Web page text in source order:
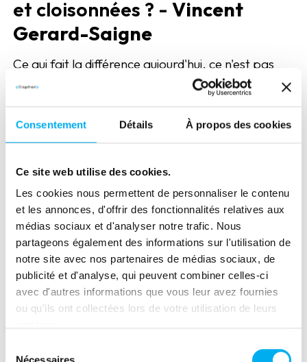
Consentement Détails À propos des cookies
Ce site web utilise des cookies.
Les cookies nous permettent de personnaliser le contenu
et les annonces, d'offrir des fonctionnalités relatives aux
médias sociaux et d'analyser notre trafic. Nous
partageons également des informations sur l'utilisation de
notre site avec nos partenaires de médias sociaux, de
publicité et d'analyse, qui peuvent combiner celles-ci
avec d'autres informations que vous leur avez fournies
ou qu'ils ont collectées lors de votre utilisation de leurs
Nécessaires
et cloisonnées ? - Vincent
Gerard-Saigne
Ce qui fait la différence aujourd'hui, ce n'est pas
seulement la qualité de l'information disponible,
mais la capacité à l'intégrer dans les décisions
opérationnelles du quotidien.
Sur le terrain, nous constatons que de
nombreuses entreprises disposent déjà de
réside dans leur exploitation : comment
transformer un signal de risque en action concrète
? Comment prioriser les portefeuilles ? Comment
adapter les stratégies de relance ou de
recouvrement en fonction du niveau de risque
identifié ?
une vision enrichie de l'environnement économique